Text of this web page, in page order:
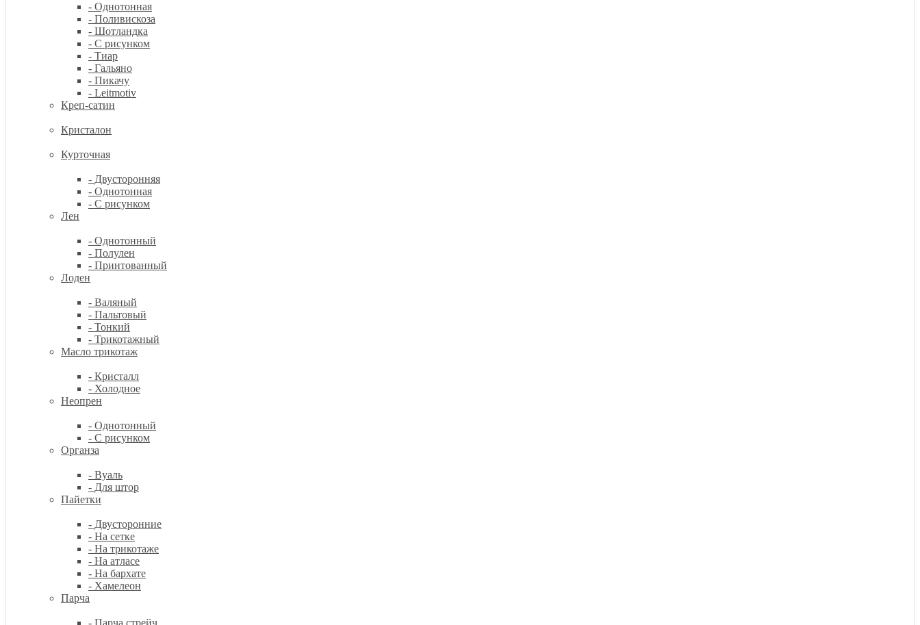
- Однотонная
- Поливискоза
- Шотландка
- С рисунком
- Тиар
- Гальяно
- Пикачу
- Leitmotiv
Креп-сатин
Кристалон
Курточная
- Двусторонняя
- Однотонная
- С рисунком
Лен
- Однотонный
- Полулен
- Принтованный
Лоден
- Валяный
- Пальтовый
- Тонкий
- Трикотажный
Масло трикотаж
- Кристалл
- Холодное
Неопрен
- Однотонный
- С рисунком
Органза
- Вуаль
- Для штор
Пайетки
- Двусторонние
- На сетке
- На трикотаже
- На атласе
- На бархате
- Хамелеон
Парча
- Парча стрейч